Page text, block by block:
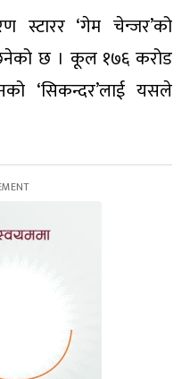
स्टारर ‘गेम चेन्जर’को
छ । कूल १७६ करोड
‘सिकन्दर’लाई यसले